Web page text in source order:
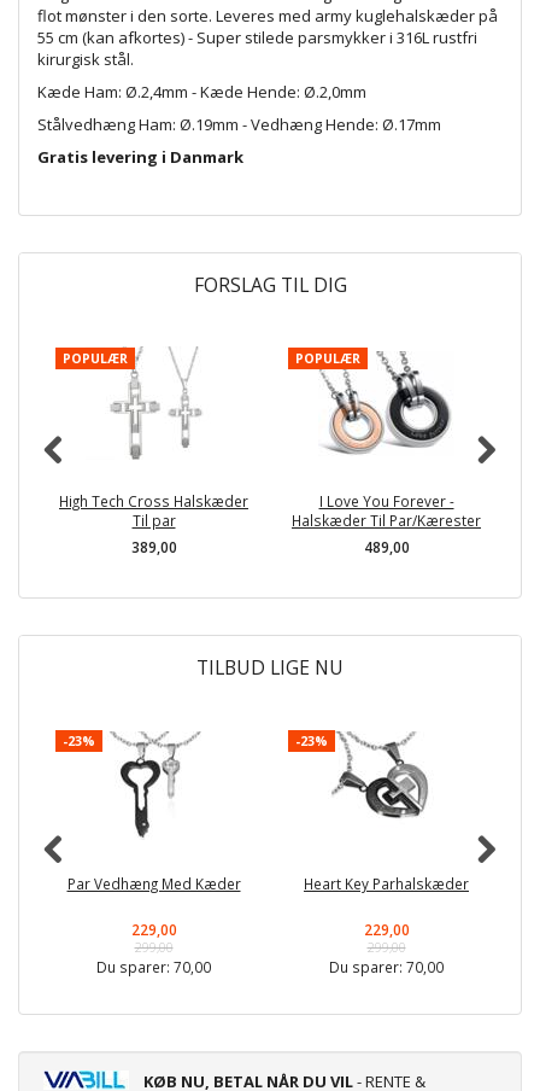
flot mønster i den sorte. Leveres med army kuglehalskæder på
55 cm (kan afkortes) - Super stilede parsmykkeri 316L rustfri
kirurgisk stål.
Kæde Ham: Ø.2,4mm - Kæde Hende: Ø.2,0mm
StålvedhængHam: Ø.19mm - Vedhæng Hende: Ø.17mm
Gratis levering i Danmark
FORSLAG TIL DIG
POPULÆR
High Tech Cross Halskæder
Til par
389,00
POPULÆR
I Love You Forever -
Halskæder Til Par/Kærester
489,00
TILBUD LIGE NU
-23%
Par Vedhæng Med Kæder
229,00
299,00
Du sparer: 70,00
-23%
Heart Key Parhalskæder
229,00
299,00
Du sparer: 70,00
KØB NU, BETAL NÅR DU VIL- RENTE &